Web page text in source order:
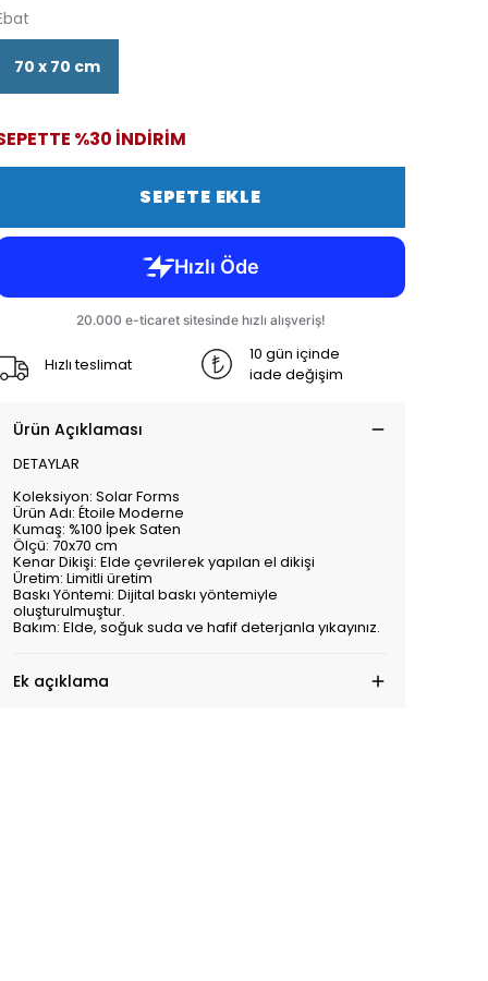
70 x 70 cm
%30 İNDİRİM
SEPETE EKLE
Hızlı teslimat
10 gün içinde
iade değişim
Ürün Açıklaması
DETAYLAR
Koleksiyon: Solar Forms
Ürün Adı: Étoile Moderne
Kumaş: %100 İpek Saten
Ölçü: 70x70 cm
Kenar Dikişi: Elde çevrilerek yapılan el dikişi
Üretim: Limitli üretim
Baskı Yöntemi: Dijital baskı yöntemiyle
oluşturulmuştur.
Bakım: Elde, soğuk suda ve hafif deterjanla yıkayınız.
Ek açıklama